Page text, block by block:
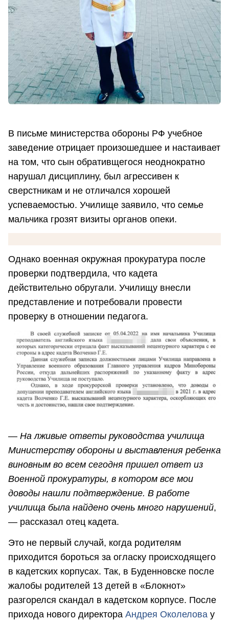
В письме министерства обороны РФ учебное
заведение отрицает произошедшее и настаивает
на том, что сын обративщегося неоднократно
нарушал дисциплину, был агрессивен к
сверстникам и не отличался хорошей
успеваемостью. Училище заявило, что семье
мальчика грозят визиты органов опеки.
Однако военная окружная прокуратура после
проверки подтвердила, что кадета
действительно обругали. Училищу внесли
представление и потребовали провести
проверку в отношении педагога.
― На лживые ответы руководства училища
Министерству обороны и выставления ребенка
виновным во всем сегодня пришел ответ из
Военной прокуратуры, в котором все мои
доводы нашли подтверждение. В работе
училища была найдено очень много нарушений,
― рассказал отец кадета.
Это не первый случай, когда родителям
приходится бороться за огласку происходящего
в кадетских корпусах. Так, в Буденновске после
жалобы родителей 13 детей в «Блокнот»
разгорелся скандал в кадетском корпусе. После
прихода нового директора Андрея Околелова у